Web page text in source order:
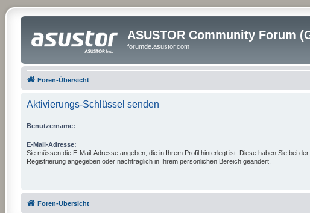
ASUSTOR Community Forum
forumde.asustor.com
Foren-Übersicht
Aktivierungs-Schlüssel senden
Benutzername:
E-Mail-Adresse:
Sie müssen die E-Mail-Adresse angeben, die in Ihrem Profil hinterlegt ist. Diese haben Sie bei der
Registrierung angegeben oder nachträglich in Ihrem persönlichen Bereich geändert.
Foren-Übersicht